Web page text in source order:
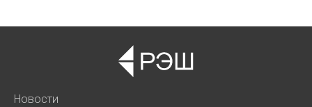
Новости